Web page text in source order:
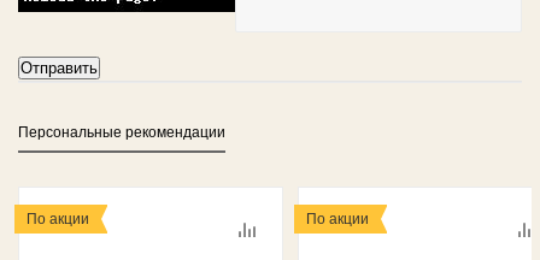
Персональные рекомендации
По акции По акции